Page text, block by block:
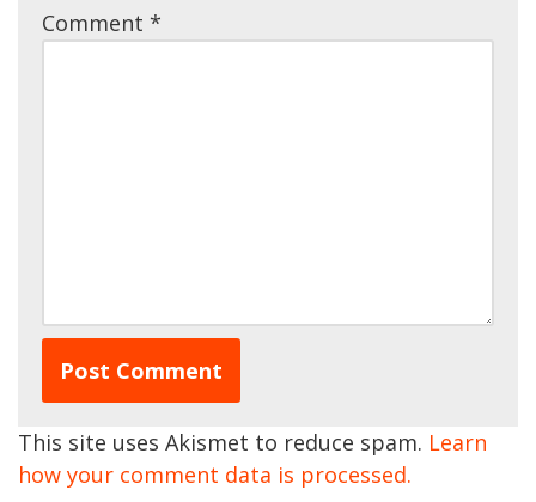
Comment *
This site uses Akismet to reduce spam. Learn
how your comment data is processed.